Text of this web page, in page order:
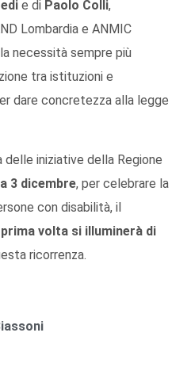
e di Paolo Colli,
Lombardia e ANMIC
necessità sempre più
tra istituzioni e
dare concretezza alla legge
delle iniziative della Regione
3 dicembre, per celebrare la
con disabilità, il
volta si illuminerà di
ricorrenza.